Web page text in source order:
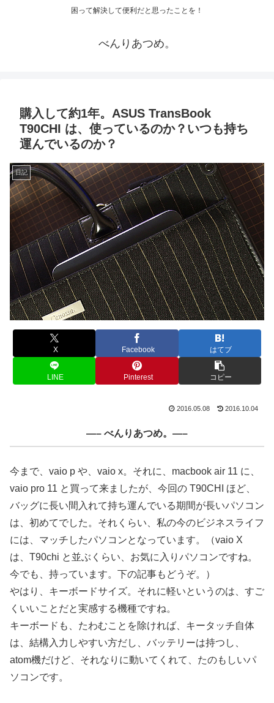
困って解決して便利だと思ったことを！
べんりあつめ。
購入して約1年。ASUS TransBook
T90CHI は、使っているのか？いつも持ち
運んでいるのか？
日記
X Facebook はてブ
LINE Pinterest コピー
2016.05.08 2016.10.04
—– べんりあつめ。—–
今まで、vaio p や、vaio x。それに、macbook air 11 に、
vaio pro 11 と買って来ましたが、今回の T90CHI ほど、
バッグに長い間入れて持ち運んでいる期間が長いパソコン
は、初めてでした。それくらい、私の今のビジネスライフ
には、マッチしたパソコンとなっています。（vaio X
は、T90chi と並ぶくらい、お気に入りパソコンですね。
今でも、持っています。下の記事もどうぞ。）
やはり、キーボードサイズ。それに軽いというのは、すご
くいいことだと実感する機種ですね。
キーボードも、たわむことを除ければ、キータッチ自体
は、結構入力しやすい方だし、バッテリーは持つし、
atom機だけど、それなりに動いてくれて、たのもしいパ
ソコンです。